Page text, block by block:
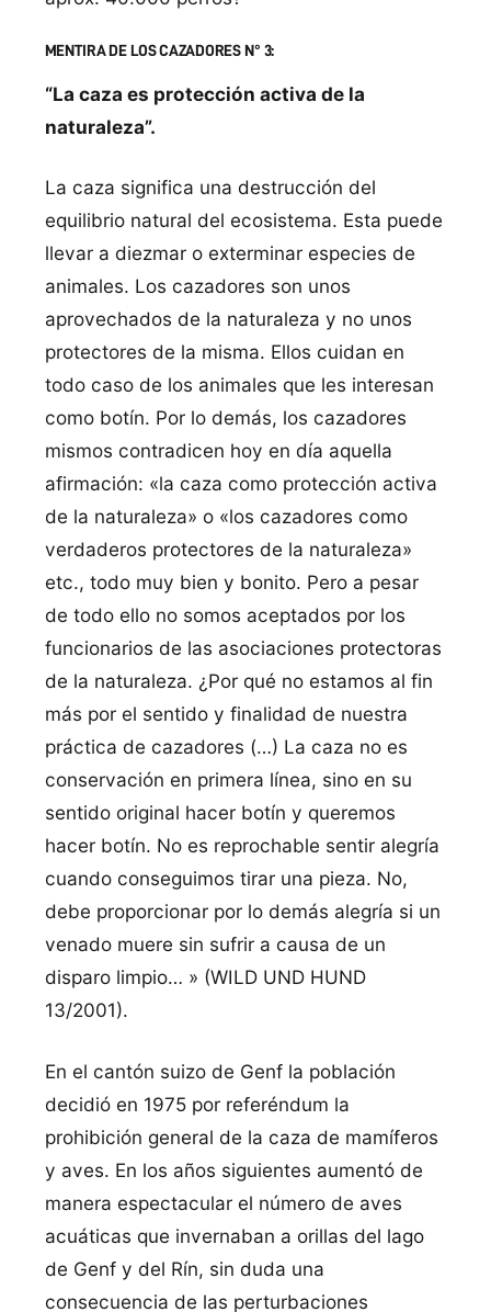
MENTIRA DE LOS CAZADORES N° 3:
“La caza es protección activa de la
naturaleza”.
La caza significa una destrucción del
equilibrio natural del ecosistema. Esta puede
llevar a diezmar o exterminar especies de
animales. Los cazadores son unos
aprovechados de la naturaleza y no unos
protectores de la misma. Ellos cuidan en
todo caso de los animales que les interesan
como botín. Por lo demás, los cazadores
mismos contradicen hoy en día aquella
afirmación: «la caza como protección activa
de la naturaleza» o «los cazadores como
verdaderos protectores de la naturaleza»
etc., todo muy bien y bonito. Pero a pesar
de todo ello no somos aceptados por los
funcionarios de las asociaciones protectoras
de la naturaleza. ¿Por qué no estamos al fin
más por el sentido y finalidad de nuestra
práctica de cazadores (…) La caza no es
conservación en primera línea, sino en su
sentido original hacer botín y queremos
hacer botín. No es reprochable sentir alegría
cuando conseguimos tirar una pieza. No,
debe proporcionar por lo demás alegría si un
venado muere sin sufrir a causa de un
disparo limpio… » (WILD UND HUND
13/2001).
En el cantón suizo de Genf la población
decidió en 1975 por referéndum la
prohibición general de la caza de mamíferos
y aves. En los años siguientes aumentó de
manera espectacular el número de aves
acuáticas que invernaban a orillas del lago
de Genf y del Rín, sin duda una
consecuencia de las perturbaciones